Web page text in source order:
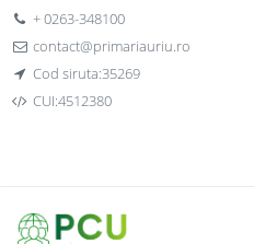
+ 0263-348100
contact@primariauriu.ro
Cod siruta:35269
CUI:4512380